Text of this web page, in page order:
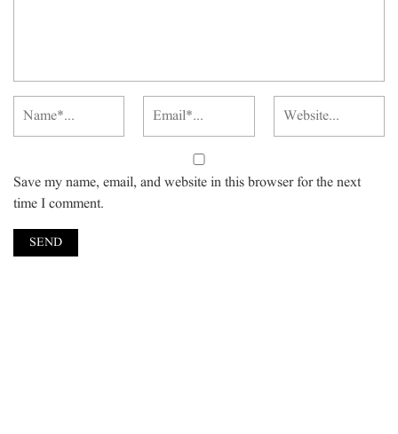
Save my name, email, and website in this browser for the next
time I comment.